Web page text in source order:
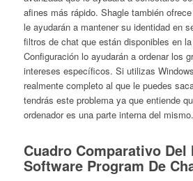
afines más rápido. Shagle también
le ayudarán a mantener su identidad en
filtros de chat que están disponibles en
Configuración lo ayudarán a ordenar los
intereses específicos. Si utilizas
realmente completo al que le puedes
tendrás este problema ya que entiende
ordenador es una parte interna del mismo.
Cuadro Comparativo Del
Software Program De